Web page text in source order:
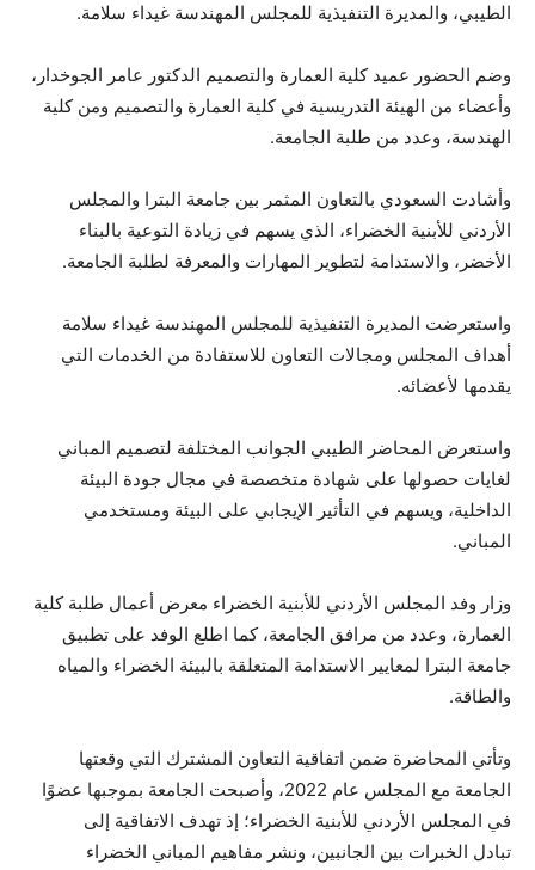
الطيبي، والمديرة التنفيذية للمجلس المهندسة غيداء سلامة.
وضم الحضور عميد كلية العمارة والتصميم الدكتور عامر الجوخدار،
وأعضاء من الهيئة التدريسية في كلية العمارة والتصميم ومن كلية
الهندسة، وعدد من طلبة الجامعة.
وأشادت السعودي بالتعاون المثمر بين جامعة البترا والمجلس
الأردني للأبنية الخضراء، الذي يسهم في زيادة التوعية بالبناء
الأخضر، والاستدامة لتطوير المهارات والمعرفة لطلبة الجامعة.
واستعرضت المديرة التنفيذية للمجلس المهندسة غيداء سلامة
أهداف المجلس ومجالات التعاون للاستفادة من الخدمات التي
يقدمها لأعضائه.
واستعرض المحاضر الطيبي الجوانب المختلفة لتصميم المباني
لغايات حصولها على شهادة متخصصة في مجال جودة البيئة
الداخلية، ويسهم في التأثير الإيجابي على البيئة ومستخدمي
المباني.
وزار وفد المجلس الأردني للأبنية الخضراء معرض أعمال طلبة كلية
العمارة، وعدد من مرافق الجامعة، كما اطلع الوفد على تطبيق
جامعة البترا لمعايير الاستدامة المتعلقة بالبيئة الخضراء والمياه
والطاقة.
وتأتي المحاضرة ضمن اتفاقية التعاون المشترك التي وقعتها
الجامعة مع المجلس عام 2022، وأصبحت الجامعة بموجبها عضوًا
في المجلس الأردني للأبنية الخضراء؛ إذ تهدف الاتفاقية إلى
تبادل الخبرات بين الجانبين، ونشر مفاهيم المباني الخضراء